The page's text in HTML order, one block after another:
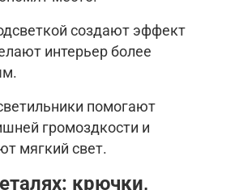
создают эффект
интерьер более
помогают
громоздкости и
мягкий свет.
крючки,